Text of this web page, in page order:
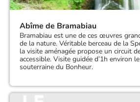
Abîme de Bramabiau
Bramabiau est une de ces œuvres
de la nature. Véritable berceau de la
la visite aménagée propose un circuit
accessible. Visite guidée d’1h environ
souterraine du Bonheur.